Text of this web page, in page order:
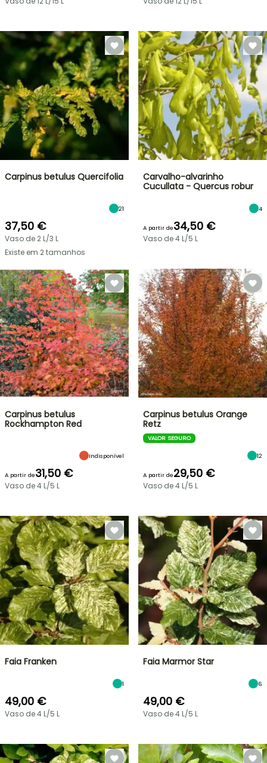
Carpinus betulus Quercifolia
21
37,50 €
Vaso de 2 L/3 L
Existe em 2 tamanhos
Carvalho-alvarinho
Cucullata - Quercus robur
4
A partir de34,50 €
Vaso de 4 L/5 L
Carpinus betulus
Rockhampton Red
Indisponível
A partir de31,50 €
Vaso de 4 L/5 L
Carpinus betulus Orange
Retz
VALOR SEGURO
12
A partir de29,50 €
Vaso de 4 L/5 L
Faia Franken
1
49,00 €
Vaso de 4 L/5 L
Faia Marmor Star
6
49,00 €
Vaso de 4 L/5 L